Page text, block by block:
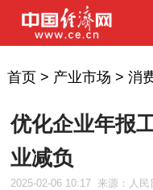
首页> 产业市场 > 消
优化企业年报
业减负
2025-02-06 10:17 来源：人民